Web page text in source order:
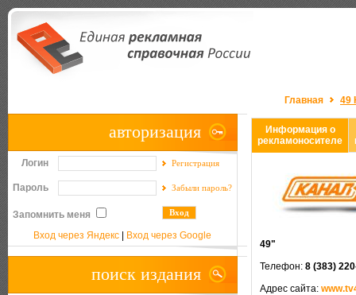
Главная 49
авторизация
Логин Регистрация
Пароль Забыли пароль?
Запомнить меня
Вход через Яндекс
Вход через Google
поиск издания
Информация о
рекламоносителе
49"
Телефон: 8 (383)
Адрес сайта: